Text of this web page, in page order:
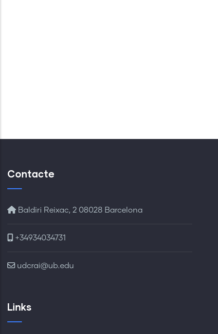
Contacte
Baldiri Reixac, 2 08028 Barcelona
+34934034731
udcrai@ub.edu
Links